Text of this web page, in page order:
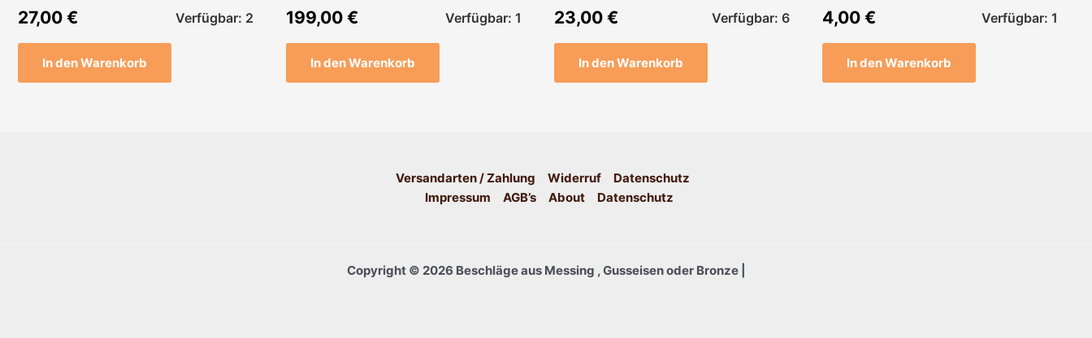
27,00 € Verfügbar: 2
In den Warenkorb
199,00 € Verfügbar: 1
In den Warenkorb
23,00 € Verfügbar: 6
In den Warenkorb
4,00 € Verfügbar: 1
In den Warenkorb
Versandarten / Zahlung Widerruf
Datenschutz
Impressum
AGB’s About Datenschutz
Copyright © 2026 Beschläge aus Messing , Gusseisen oder Bronze |